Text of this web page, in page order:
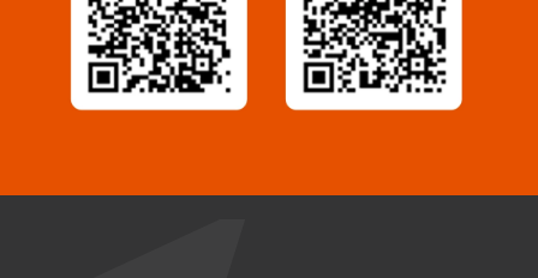
Сызрань, ул. Декабристов, 1А
8 927 009 54 63
Саратов, ул. Танкистов, 37 (БЦ «Дикомп»)